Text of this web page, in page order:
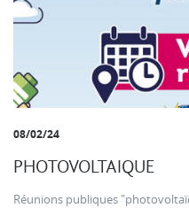
08/02/24
PHOTOVOLTAIQUE
Réunions publiques